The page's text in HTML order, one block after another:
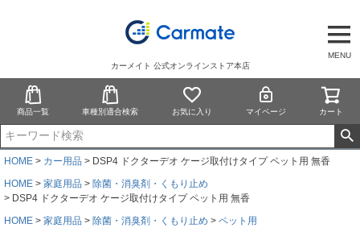
MENU
カーメイト 公式オンラインストア本店
商品一覧 車種別適合検索 お気に入り マイページ カート
HOME カー用品
DSP4 ドクターデオ ケージ取付けタイプ ペット用 無香
HOME
家庭用品
除菌・消臭剤・くもり止め
DSP4 ドクターデオ ケージ取付けタイプ ペット用 無香
HOME
家庭用品 除菌・消臭剤・くもり止め
ペット用